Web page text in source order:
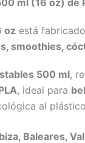
oz está
smoothies,
500 ml,
, ideal para
al
Baleares,